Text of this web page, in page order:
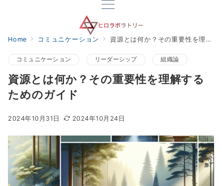
Home コミュニケーション 資源とは何か？その重要性を理解するためのガイド
コミュニケーション リーダーシップ 組織論
資源とは何か？その重要性を理解する
ためのガイド
2024年10月31日 2024年10月24日